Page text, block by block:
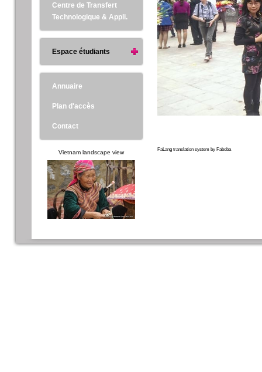
FaLang translation system by Faboba
Centre de Transfert
Technologique & Appli.
Espace étudiants
Annuaire
Plan d'accès
Contact
Vietnam landscape view